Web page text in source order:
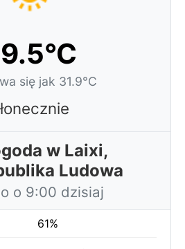
się jak 31.9°C
w Laixi,
Ludowa
o 9:00 dzisiaj
61%